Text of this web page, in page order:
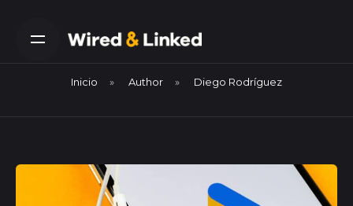
content
Inicio » Author » Diego Rodríguez